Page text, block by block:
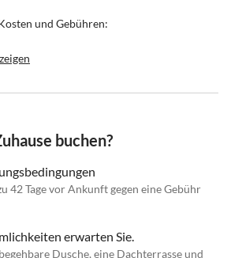
und Gebühren:
buchen?
42 Tage vor Ankunft gegen eine Gebühr
erwarten Sie.
Dusche, eine Dachterrasse und